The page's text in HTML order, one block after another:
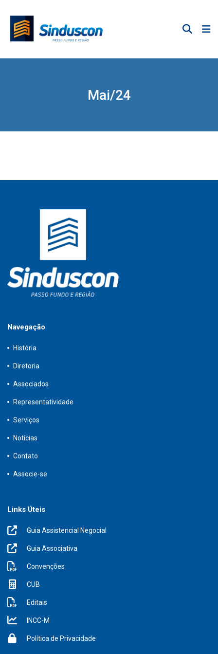
Mai/24
Navegação
História
Diretoria
Associados
Representatividade
Serviços
Notícias
Contato
Associe-se
Links Úteis
Guia Assistencial Negocial
Guia Associativa
Convenções
CUB
Editais
INCC-M
Política de Privacidade